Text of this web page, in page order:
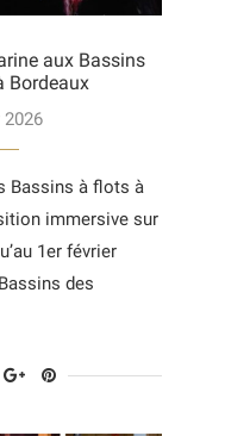
aux Bassins
Bordeaux
2026
Bassins à flots à
immersive sur
1er février
des